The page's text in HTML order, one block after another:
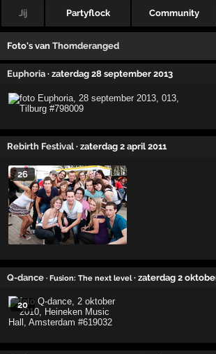
Jij Partyflock Community
Foto's vanThomderanged
Euphoria · zaterdag 28 september 2013
Rebirth Festival · zaterdag 2 april 2011
26
Q-dance · Fusion: The next level · zaterdag 2
20